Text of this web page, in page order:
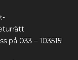
på 033 – 103515!